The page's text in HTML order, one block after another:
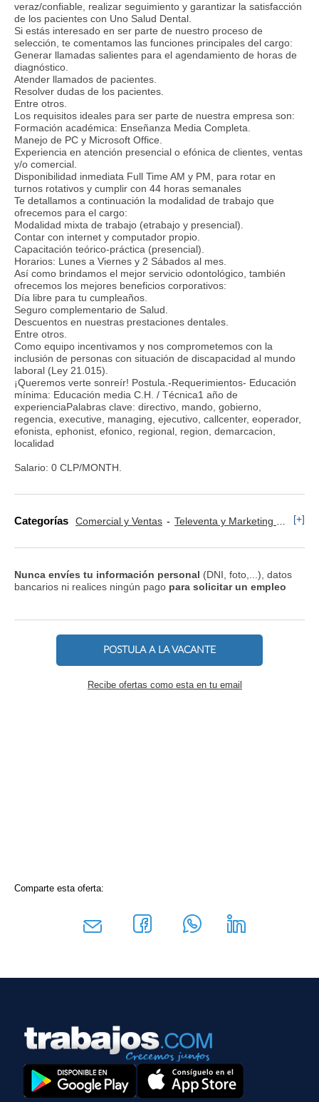
veraz/confiable, realizar seguimiento y garantizar la satisfacción
de los pacientes con Uno Salud Dental.
Si estás interesado en ser parte de nuestro proceso de
selección, te comentamos las funciones principales del cargo:
Generar llamadas salientes para el agendamiento de horas de
diagnóstico.
Atender llamados de pacientes.
Resolver dudas de los pacientes.
Entre otros.
Los requisitos ideales para ser parte de nuestra empresa son:
Formación académica: Enseñanza Media Completa.
Manejo de PC y Microsoft Office.
Experiencia en atención presencial o efónica de clientes, ventas
y/o comercial.
Disponibilidad inmediata Full Time AM y PM, para rotar en
turnos rotativos y cumplir con 44 horas semanales
Te detallamos a continuación la modalidad de trabajo que
ofrecemos para el cargo:
Modalidad mixta de trabajo (etrabajo y presencial).
Contar con internet y computador propio.
Capacitación teórico-práctica (presencial).
Horarios: Lunes a Viernes y 2 Sábados al mes.
Así como brindamos el mejor servicio odontológico, también
ofrecemos los mejores beneficios corporativos:
Día libre para tu cumpleaños.
Seguro complementario de Salud.
Descuentos en nuestras prestaciones dentales.
Entre otros.
Como equipo incentivamos y nos comprometemos con la
inclusión de personas con situación de discapacidad al mundo
laboral (Ley 21.015).
¡Queremos verte sonreír! Postula.-Requerimientos- Educación
mínima: Educación media C.H. / Técnica1 año de
experienciaPalabras clave: directivo, mando, gobierno,
regencia, executive, managing, ejecutivo, callcenter, eoperador,
efonista, ephonist, efonico, regional, region, demarcacion,
localidad
Salario: 0 CLP/MONTH.
Categorías Comercial y Ventas Televenta y Marketing Telefónico [+]
Nunca envíes tu información personal (DNI, foto,...), datos
bancarios ni realices ningún pago para solicitar un empleo
POSTULA A LA VACANTE
Recibe ofertas como esta en tu email
Comparte esta oferta: